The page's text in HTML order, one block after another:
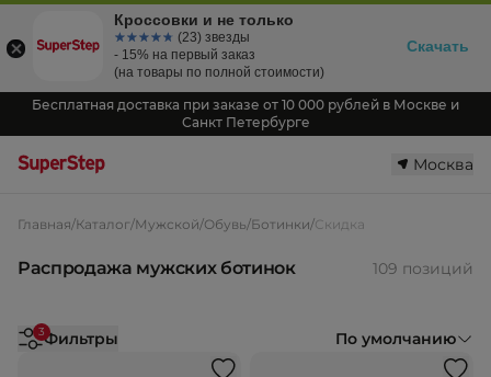
Бесплатная доставка при заказе от 10 000 рублей в Москве и
Санкт Петербурге
Москва
Главная/Каталог/Мужской/Обувь/Ботинки/Скидка
Распродажа мужских ботинок 109 позиций
3Фильтры По умолчанию
Кроссовки и не только
☆☆☆☆☆
★★★★★ (23) звезды
- 15% на первый заказ
(на товары по полной стоимости)
Скачать